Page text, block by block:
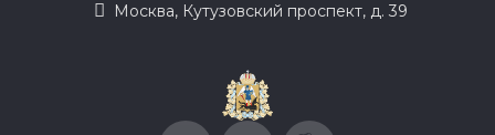
Москва, Кутузовский проспект, д. 39